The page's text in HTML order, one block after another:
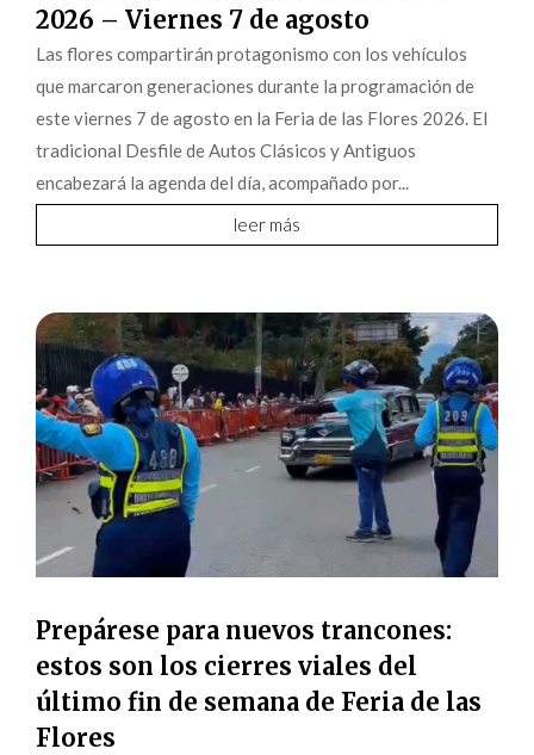
2026 – Viernes 7 de agosto
Las flores compartirán protagonismo con los vehículos
que marcaron generaciones durante la programación de
este viernes 7 de agosto en la Feria de las Flores 2026. El
tradicional Desfile de Autos Clásicos y Antiguos
encabezará la agenda del día, acompañado por...
leer más
Prepárese para nuevos trancones:
estos son los cierres viales del
último fin de semana de Feria de las
Flores